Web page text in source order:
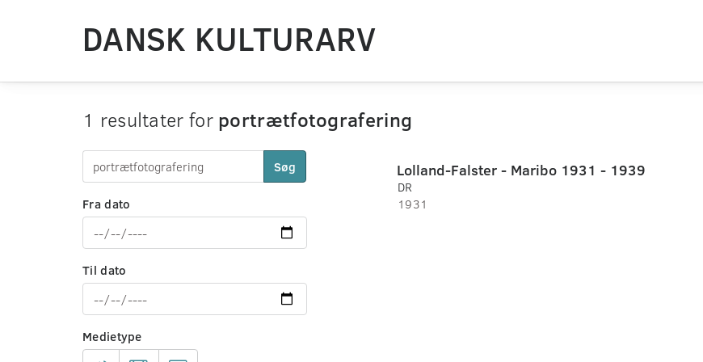
DANSK KULTURARV
1 resultater for portrætfotografering
Søg
Fra dato
Til dato
Medietype
Lolland-Falster - Maribo 1931 - 1939
DR
1931